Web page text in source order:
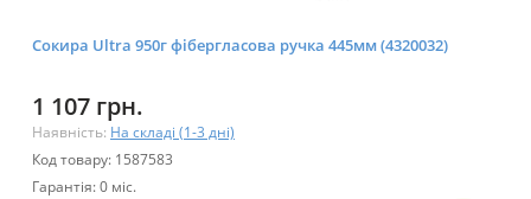
Сокира Ultra 950г фібергласова ручка 445мм (4320032)
1 107 грн.
Наявність: На складі (1-3 дні)
Код товару: 1587583
Гарантія: 0 міс.